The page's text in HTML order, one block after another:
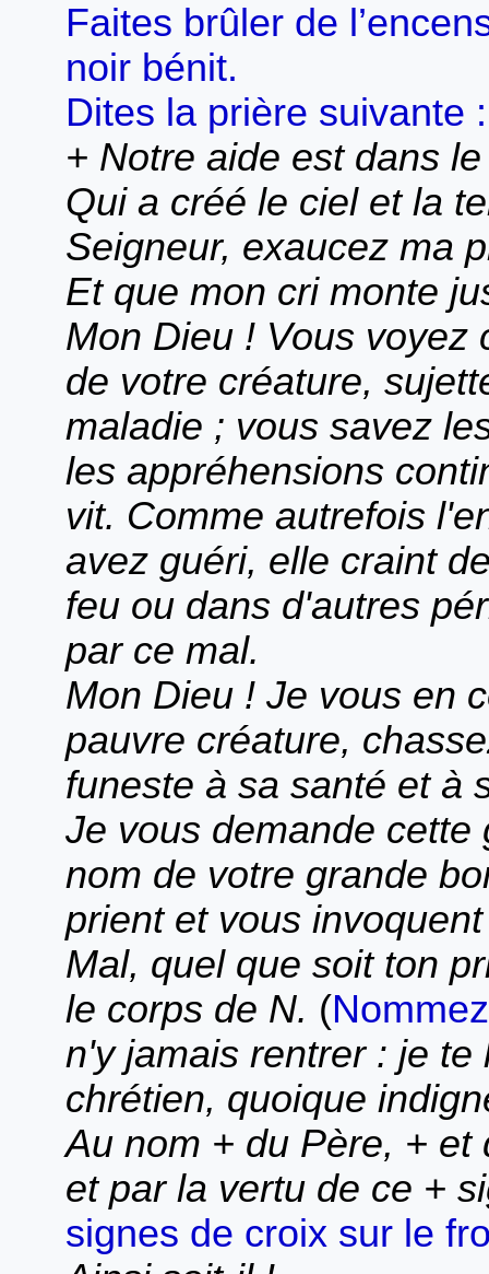
Faites brûler de
noir bénit.
Dites la prière suivante :
+ Notre aide est dans
Qui a créé le ciel et la
Seigneur, exaucez ma
Et que mon cri monte
Mon Dieu ! Vous voyez
de votre créature,
maladie ; vous savez
les appréhensions
vit. Comme autrefois
avez guéri, elle craint
feu ou dans d'autres
par ce mal.
Mon Dieu ! Je vous en
pauvre créature,
funeste à sa santé et à
Je vous demande
nom de votre grande
prient et vous
Mal, quel que soit ton
le corps de N. (
n'y jamais rentrer : je
chrétien, quoique
Au nom + du Père, + et
et par la vertu de ce +
signes de croix sur le